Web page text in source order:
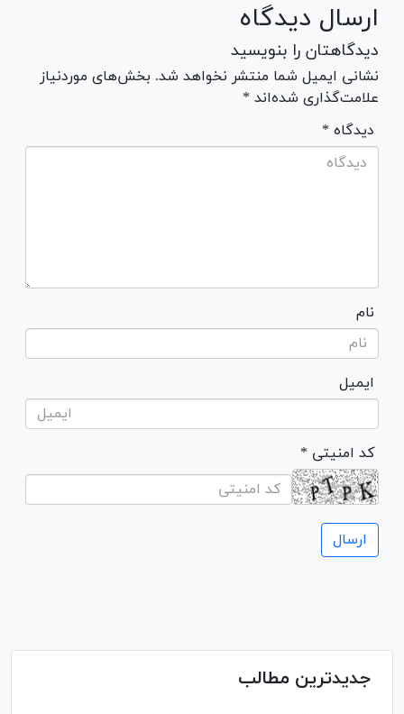
ارسال دیدگاه
دیدگاهتان را بنویسید
نشانی ایمیل شما منتشر نخواهد شد. بخش‌های موردنیاز
علامت‌گذاری شده‌اند *
* دیدگاه
نام
ایمیل
* کد امنیتی
جدیدترین مطالب